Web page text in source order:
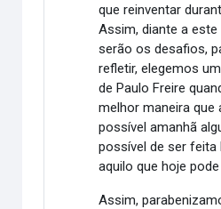
que reinventar
Assim, diante a
serão os desafios,
refletir, elegemos
de Paulo Freire
melhor maneira
possível amanhã
possível de ser
aquilo que hoje
Assim,